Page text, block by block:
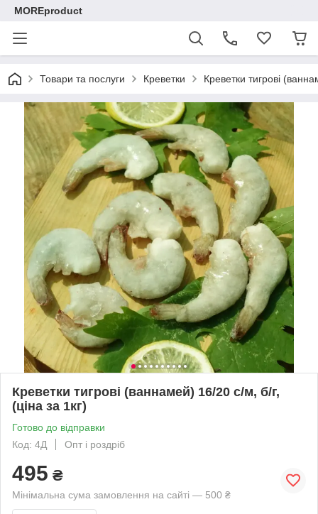
MOREproduct
Товари та послуги Креветки Креветки тигрові
Креветки тигрові (ваннамей) 16/20 с/м, б/г,
(ціна за 1кг)
Готово до відправки
Код: 4Д
Опт і роздріб
495 ₴
Мінімальна сума замовлення на сайті — 500 ₴